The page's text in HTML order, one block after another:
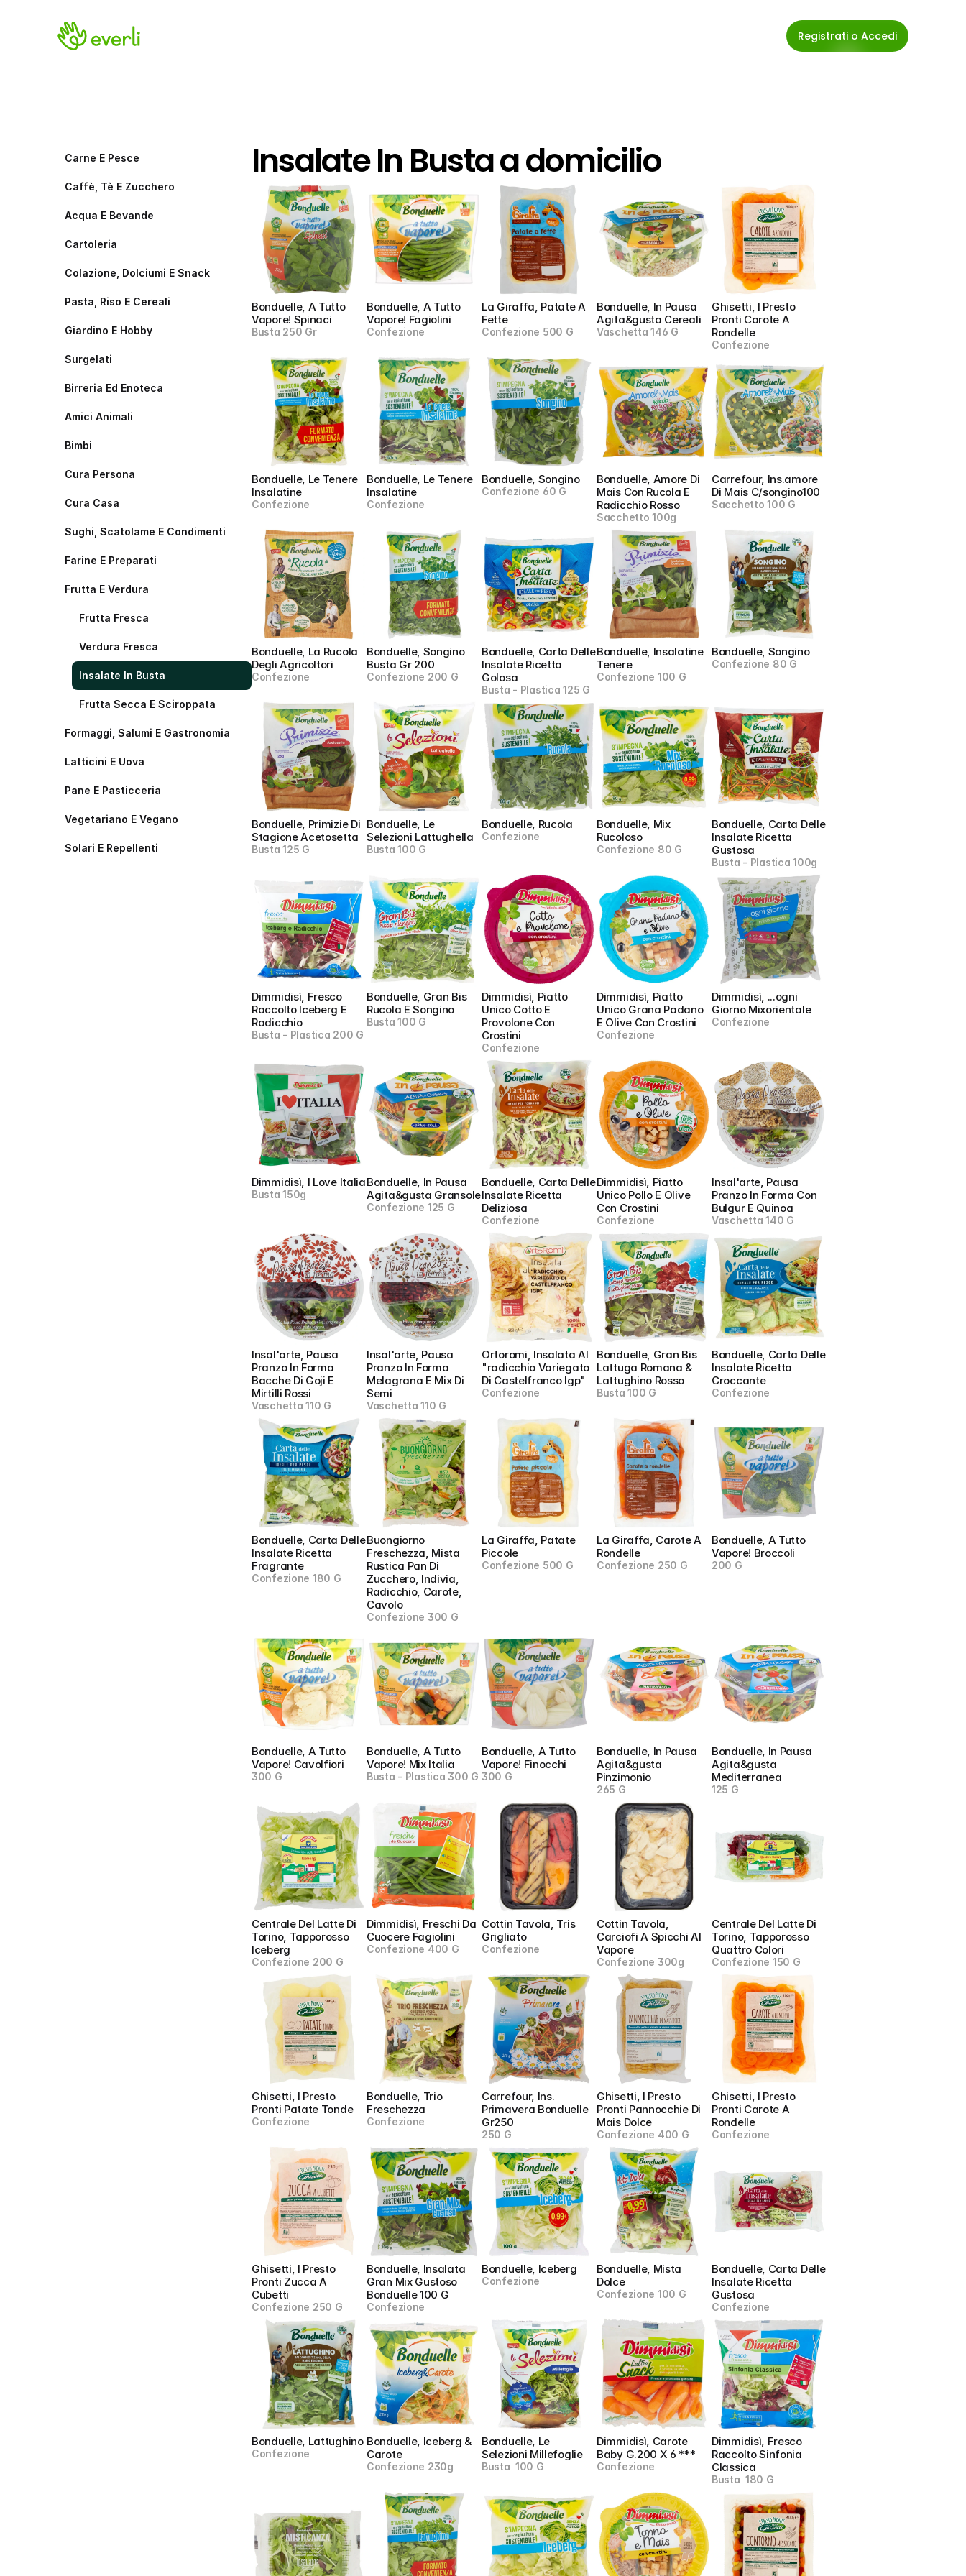
Registrati o Accedi
Carne E Pesce
Caffè, Tè E Zucchero
Acqua E Bevande
Cartoleria
Colazione, Dolciumi E Snack
Pasta, Riso E Cereali
Giardino E Hobby
Surgelati
Birreria Ed Enoteca
Amici Animali
Bimbi
Cura Persona
Cura Casa
Sughi, Scatolame E Condimenti
Farine E Preparati
Frutta E Verdura
Frutta Fresca
Verdura Fresca
Insalate In Busta
Frutta Secca E Sciroppata
Formaggi, Salumi E Gastronomia
Latticini E Uova
Pane E Pasticceria
Vegetariano E Vegano
Solari E Repellenti
Insalate In Busta a domicilio
Bonduelle, A Tutto
Vapore! Spinaci
Busta 250 Gr
Bonduelle, A Tutto
Vapore! Fagiolini
Confezione
La Giraffa, Patate A
Fette
Confezione 500 G
Bonduelle, In Pausa
Agita&gusta Cereali
Vaschetta 146 G
Ghisetti, I Presto
Pronti Carote A
Rondelle
Confezione
Bonduelle, Le Tenere
Insalatine
Confezione
Bonduelle, Le Tenere
Insalatine
Confezione
Bonduelle, Songino
Confezione 60 G
Bonduelle, Amore Di
Mais Con Rucola E
Radicchio Rosso
Sacchetto 100g
Carrefour, Ins.amore
Di Mais C/songino100
Sacchetto 100 G
Bonduelle, La Rucola
Degli Agricoltori
Confezione
Bonduelle, Songino
Busta Gr 200
Confezione 200 G
Bonduelle, Carta Delle
Insalate Ricetta
Golosa
Busta - Plastica 125 G
Bonduelle, Insalatine
Tenere
Confezione 100 G
Bonduelle, Songino
Confezione 80 G
Bonduelle, Primizie Di
Stagione Acetosetta
Busta 125 G
Bonduelle, Le
Selezioni Lattughella
Busta 100 G
Bonduelle, Rucola
Confezione
Bonduelle, Mix
Rucoloso
Confezione 80 G
Bonduelle, Carta Delle
Insalate Ricetta
Gustosa
Busta - Plastica 100g
Dimmidisì, Fresco
Raccolto Iceberg E
Radicchio
Busta - Plastica 200 G
Bonduelle, Gran Bis
Rucola E Songino
Busta 100 G
Dimmidisì, Piatto
Unico Cotto E
Provolone Con
Crostini
Confezione
Dimmidisì, Piatto
Unico Grana Padano
E Olive Con Crostini
Confezione
Dimmidisì, ...ogni
Giorno Mixorientale
Confezione
Dimmidisì, I Love Italia
Busta 150g
Bonduelle, In Pausa
Agita&gusta Gransole
Confezione 125 G
Bonduelle, Carta Delle
Insalate Ricetta
Deliziosa
Confezione
Dimmidisì, Piatto
Unico Pollo E Olive
Con Crostini
Confezione
Insal'arte, Pausa
Pranzo In Forma Con
Bulgur E Quinoa
Vaschetta 140 G
Insal'arte, Pausa
Pranzo In Forma
Bacche Di Goji E
Mirtilli Rossi
Vaschetta 110 G
Insal'arte, Pausa
Pranzo In Forma
Melagrana E Mix Di
Semi
Vaschetta 110 G
Ortoromi, Insalata Al
"radicchio Variegato
Di Castelfranco Igp"
Confezione
Bonduelle, Gran Bis
Lattuga Romana &
Lattughino Rosso
Busta 100 G
Bonduelle, Carta Delle
Insalate Ricetta
Croccante
Confezione
Bonduelle, Carta Delle
Insalate Ricetta
Fragrante
Confezione 180 G
Buongiorno
Freschezza, Mista
Rustica Pan Di
Zucchero, Indivia,
Radicchio, Carote,
Cavolo
Confezione 300 G
La Giraffa, Patate
Piccole
Confezione 500 G
La Giraffa, Carote A
Rondelle
Confezione 250 G
Bonduelle, A Tutto
Vapore! Broccoli
200 G
Bonduelle, A Tutto
Vapore! Cavolfiori
300 G
Bonduelle, A Tutto
Vapore! Mix Italia
Busta - Plastica 300 G
Bonduelle, A Tutto
Vapore! Finocchi
300 G
Bonduelle, In Pausa
Agita&gusta
Pinzimonio
265 G
Bonduelle, In Pausa
Agita&gusta
Mediterranea
125 G
Centrale Del Latte Di
Torino, Tapporosso
Iceberg
Confezione 200 G
Dimmidisì, Freschi Da
Cuocere Fagiolini
Confezione 400 G
Cottin Tavola, Tris
Grigliato
Confezione
Cottin Tavola,
Carciofi A Spicchi Al
Vapore
Confezione 300g
Centrale Del Latte Di
Torino, Tapporosso
Quattro Colori
Confezione 150 G
Ghisetti, I Presto
Pronti Patate Tonde
Confezione
Bonduelle, Trio
Freschezza
Confezione
Carrefour, Ins.
Primavera Bonduelle
Gr250
250 G
Ghisetti, I Presto
Pronti Pannocchie Di
Mais Dolce
Confezione 400 G
Ghisetti, I Presto
Pronti Carote A
Rondelle
Confezione
Ghisetti, I Presto
Pronti Zucca A
Cubetti
Confezione 250 G
Bonduelle, Insalata
Gran Mix Gustoso
Bonduelle 100 G
Confezione
Bonduelle, Iceberg
Confezione
Bonduelle, Mista
Dolce
Confezione 100 G
Bonduelle, Carta Delle
Insalate Ricetta
Gustosa
Confezione
Bonduelle, Lattughino
Confezione
Bonduelle, Iceberg &
Carote
Confezione 230g
Bonduelle, Le
Selezioni Millefoglie
Busta  100 G
Dimmidisì, Carote
Baby G.200 X 6 ***
Confezione
Dimmidisì, Fresco
Raccolto Sinfonia
Classica
Busta  180 G